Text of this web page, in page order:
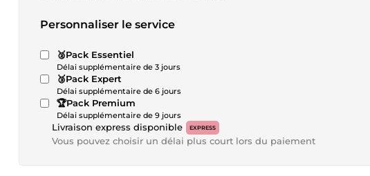
Personnaliser le service
🥈Pack Essentiel
Délai supplémentaire de 3 jours
🥉Pack Expert
Délai supplémentaire de 6 jours
🏆Pack Premium
Délai supplémentaire de 9 jours
Livraison express disponible EXPRESS
Vous pouvez choisir un délai plus court lors du paiement